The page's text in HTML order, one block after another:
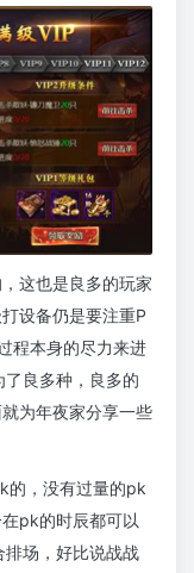
这也是良多的玩家
设备仍是要注重P
程本身的尽力来进
了良多种，良多的
为年夜家分享一些
的，没有过量的pk
pk的时辰都可以
场，好比说战战